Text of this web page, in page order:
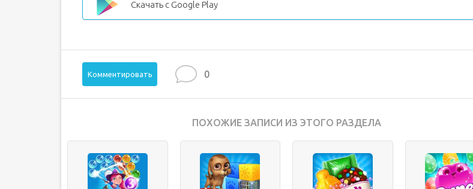
Скачать с Google Play
Комментировать 0
ПОХОЖИЕ ЗАПИСИ ИЗ ЭТОГО РАЗДЕЛА